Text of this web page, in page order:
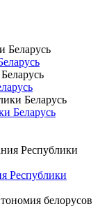
Беларусь
Республики